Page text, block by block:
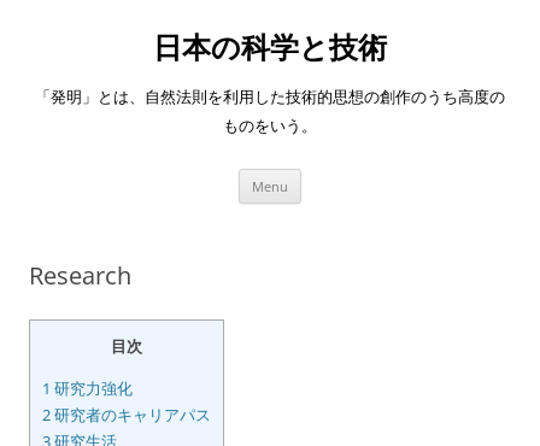
日本の科学と技術
「発明」とは、自然法則を利用した技術的思想の創作のうち高度の
ものをいう。
Menu
Research
目次
1 研究力強化
2研究者のキャリアパス
3研究生活